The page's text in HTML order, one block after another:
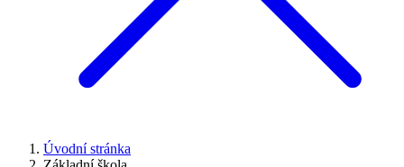
Úvodní stránka